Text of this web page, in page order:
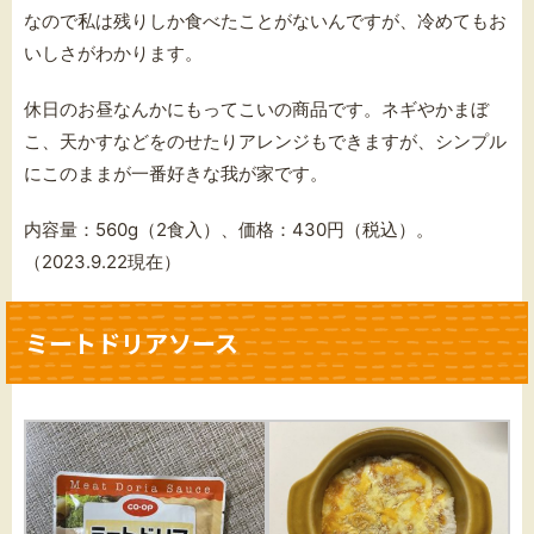
なので私は残りしか食べたことがないんですが、冷めてもお
いしさがわかります。
休日のお昼なんかにもってこいの商品です。 ネギやかまぼ
こ、天かすなどをのせたりアレンジもできますが、シンプル
にこのままが一番好きな我が家です。
内容量：560g（2食入）、価格：430円（税込）。
（2023.9.22現在）
ミートドリアソース